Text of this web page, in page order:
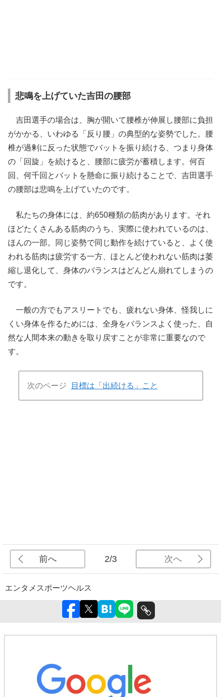
悲鳴を上げていた吉田の腰部
吉田選手の場合は、胸が開いて腰椎が伸展し腰部に負担
がかかる、いわゆる「反り腰」の典型的な姿勢でした。腰
椎が過剰に反った状態でバットを振り続ける、つまり身体
の「回旋」を続けると、腰部に疲労が蓄積します。何百
回、何千回とバットを懸命に振り続けることで、吉田選手
の腰部は悲鳴を上げていたのです。
私たちの身体には、約650種類の筋肉があります。それ
ほどたくさんある筋肉のうち、実際に使われているのは、
ほんの一部。同じ姿勢で同じ動作を続けていると、よく使
われる筋肉は疲労する一方、ほとんど使われない筋肉は萎
縮し退化して、身体のバランスはどんどん崩れてしまうの
です。
一般の方でもアスリートでも、疲れない身体、怪我しに
くい身体を作るためには、全身をバランスよく使った、自
然な人間本来の動きを取り戻すことが非常に重要なので
す。
次のページ 目標は「出続ける」こと
前へ 2/3 次へ
エンタメ スポーツヘルス